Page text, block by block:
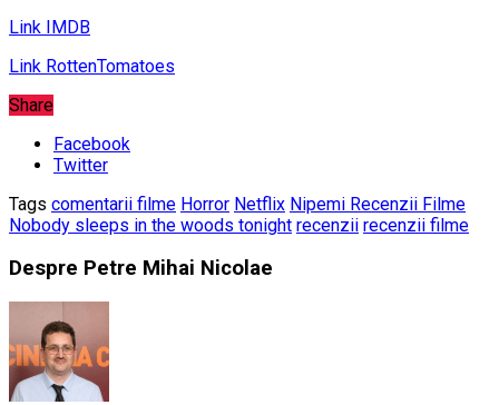
Link IMDB
Link RottenTomatoes
Share
Facebook
Twitter
Tags comentarii filme Horror Netflix Nipemi Recenzii Filme
Nobody sleeps in the woods tonight recenzii recenzii filme
Despre Petre Mihai Nicolae